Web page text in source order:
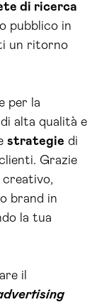
di ricerca
pubblico in
un ritorno
per la
di alta qualità e
strategie di
Grazie
creativo,
brand in
la tua
il